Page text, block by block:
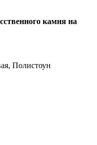
камня на
Полистоун